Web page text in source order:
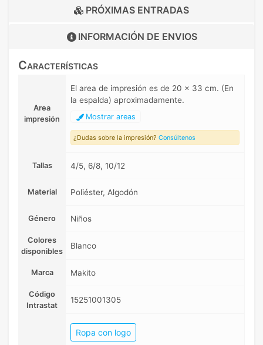
PRÓXIMAS ENTRADAS
INFORMACIÓN DE ENVIOS
Características
Area
impresión
El area de impresión es de 20 x 33 cm. (En
la espalda) aproximadamente.
Mostrar areas
¿Dudas sobre la impresión? Consúltenos
Tallas 4/5, 6/8, 10/12
Material Poliéster, Algodón
Género Niños
Colores
disponibles
Blanco
Marca Makito
Código
Intrastat
15251001305
Ropa con logo